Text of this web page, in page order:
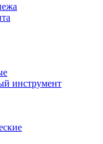
инструмент